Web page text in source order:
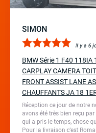
SIMON
Il y a 6
BMW Série 1 F40 118IA
CARPLAY CAMERA
FRONT ASSIST LANE
CHAUFFANTS JA 18
Réception ce jour de notre
avons été très bien reçu
qui a pris le temps, chose
Pour la livraison c’est